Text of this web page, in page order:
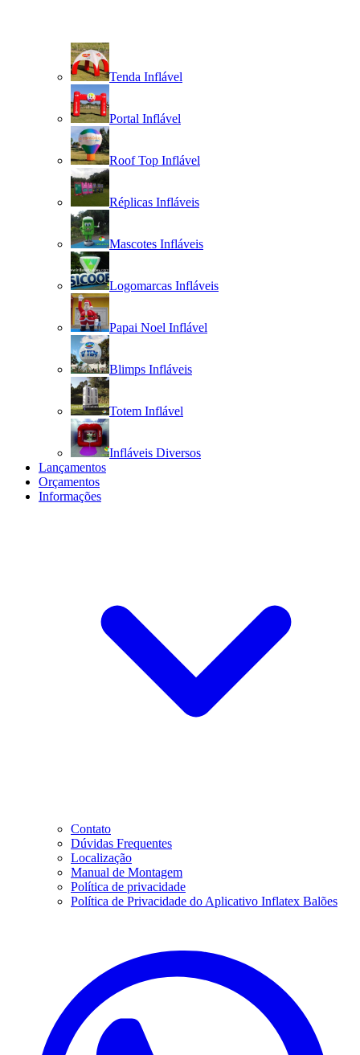
Tenda Inflável
Portal Inflável
Roof Top Inflável
Réplicas Infláveis
Mascotes Infláveis
Logomarcas Infláveis
Papai Noel Inflável
Blimps Infláveis
Totem Inflável
Infláveis Diversos
Lançamentos
Orçamentos
Informações
Contato
Dúvidas Frequentes
Localização
Manual de Montagem
Política de privacidade
Política de Privacidade do Aplicativo Inflatex Balões